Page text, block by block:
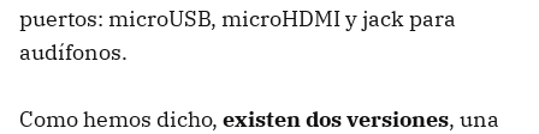
puertos: microUSB, microHDMI y jack para
audífonos.
Como hemos dicho, existen dos versiones, una